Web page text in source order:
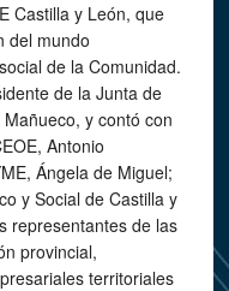
Castilla y León, que
del mundo
de la Comunidad.
de la Junta de
y contó con
Antonio
Ángela de Miguel;
y Social de Castilla y
representantes de las
provincial,
territoriales